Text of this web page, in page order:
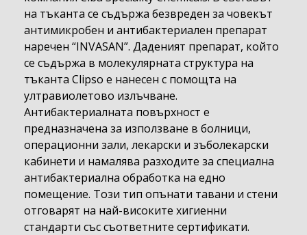
на тъканта се съдържа безвреден за човекът
антимикробен и антибактериален препарат
наречен “INVASAN”. Даденият препарат, който
се съдържа в молекулярната структура на
тъканта Clipso е нанесен с помощта на
ултравиолетово излъчване.
Антибактериалната повърхност е
предназначена за използване в болници,
операционни зали, лекарски и зъболекарски
кабинети и намалява разходите за специална
антибактериална обработка на едно
помещение. Този тип опънати тавани и стени
отговарят на най-високите хигиенни
стандарти със съответните сертификати.